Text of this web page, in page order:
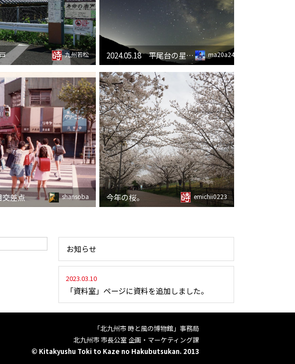
九州若松 2024.05.18 平尾台の星空その３ ma20a24
交差点 shansoba 今年の桜。 emichii0223
お知らせ
2023.03.10
「資料室」ページに資料を追加しました。
「北九州市 時と風の博物館」事務局
北九州市 市長公室 企画・マーケティング課
© Kitakyushu Toki to Kaze no Hakubutsukan. 2013